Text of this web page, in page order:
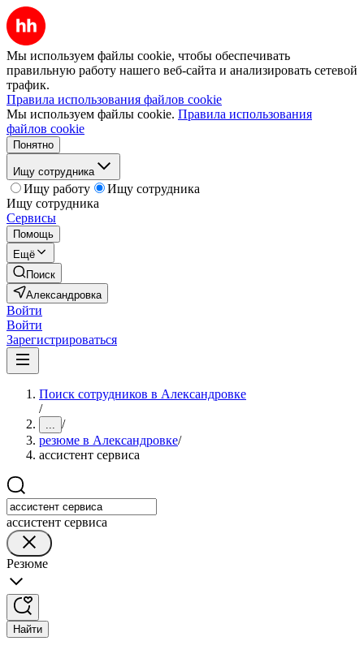
Мы используем файлы cookie, чтобы обеспечивать
правильную работу нашего веб-сайта и анализировать сетевой
трафик.
Правила использования файлов cookie
Мы используем файлы cookie. Правила использования
файлов cookie
Понятно
Ищу сотрудника
Ищу работу
Ищу сотрудника
Ищу сотрудника
Сервисы
Помощь
Ещё
Поиск
Александровка
Войти
Войти
Зарегистрироваться
Поиск сотрудников в Александровке
/
... /
резюме в Александровке/
ассистент сервиса
ассистент сервиса
Резюме
Найти